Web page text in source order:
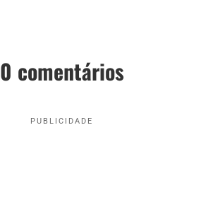
0 comentários
PUBLICIDADE